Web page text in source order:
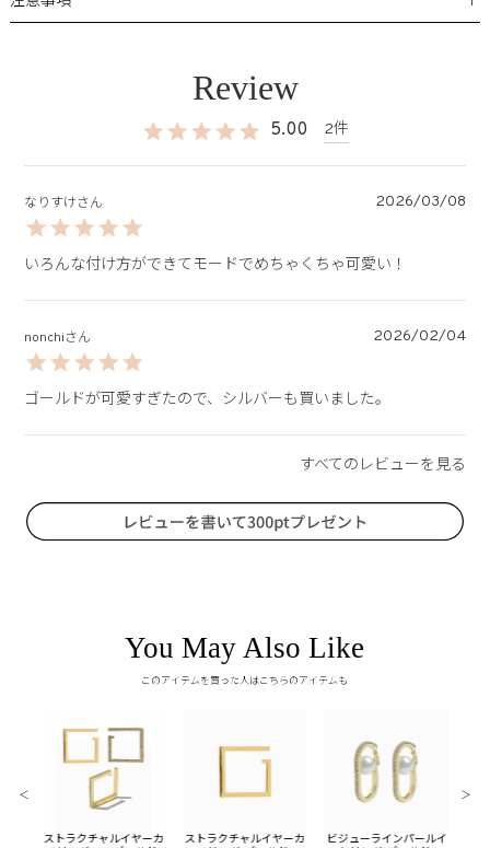
5.00 2
なりすけ 2026/03/08
いろんな付け方ができてモードでめちゃくちゃ可愛い！
nonchi 2026/02/04
ゴールドが可愛すぎたので、シルバーも買いました。
You May Also Like
このアイテムを買った人はこちらのアイテムも
ストラクチャルイヤーカ
ストラクチャルイヤーカ
ビジューラインパールイ
＜ ＞